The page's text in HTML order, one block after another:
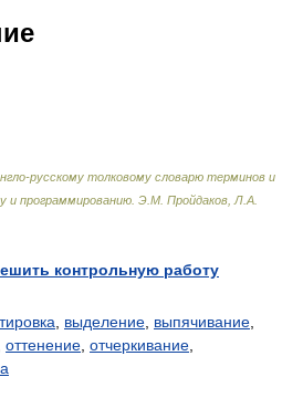
русскому толковому словарю терминов и
и программированию Э.М. Пройдаков, Л.А.
контрольную работу
выделение выпячивание
оттенение отчеркивание